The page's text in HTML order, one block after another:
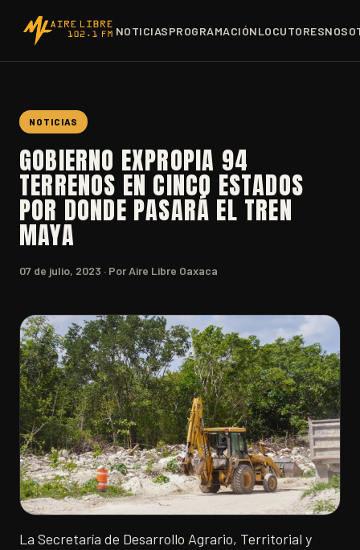
NOTICIASPROGRAMACIÓNLOCUTORES
NOTICIAS
GOBIERNO EXPROPIA 94
TERRENOS EN CINCO ESTADOS
POR DONDE PASARÁ EL TREN
MAYA
07 de julio, 2023 · Por Aire Libre Oaxaca
La Secretaría de Desarrollo Agrario, Territorial y